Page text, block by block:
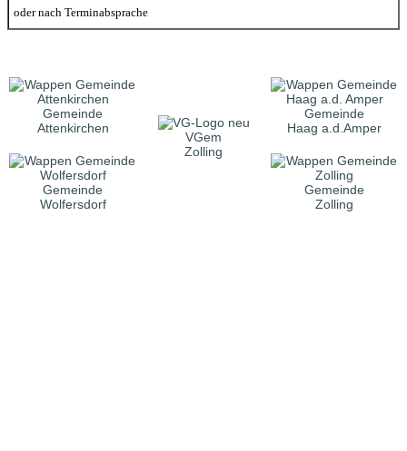
oder nach Terminabsprache
Gemeinde
Attenkirchen
VGem
Zolling
Gemeinde
Haag a.d.Amper
Gemeinde
Wolfersdorf
Gemeinde
Zolling